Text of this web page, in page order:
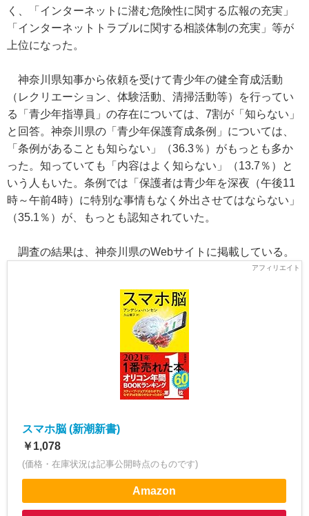
く、「インターネットに潜む危険性に関する広報の充実」
「インターネットトラブルに関する相談体制の充実」等が
上位になった。
神奈川県知事から依頼を受けて青少年の健全育成活動
（レクリエーション、体験活動、清掃活動等）を行ってい
る「青少年指導員」の存在については、7割が「知らない」
と回答。神奈川県の「青少年保護育成条例」については、
「条例があることも知らない」（36.3％）がもっとも多か
った。知っていても「内容はよく知らない」（13.7％）と
いう人もいた。条例では「保護者は青少年を深夜（午後11
時～午前4時）に特別な事情もなく外出させてはならない」
（35.1％）が、もっとも認知されていた。
調査の結果は、神奈川県のWebサイトに掲載している。
スマホ脳 (新潮新書)
￥1,078
(価格・在庫状況は記事公開時点のものです)
Amazon